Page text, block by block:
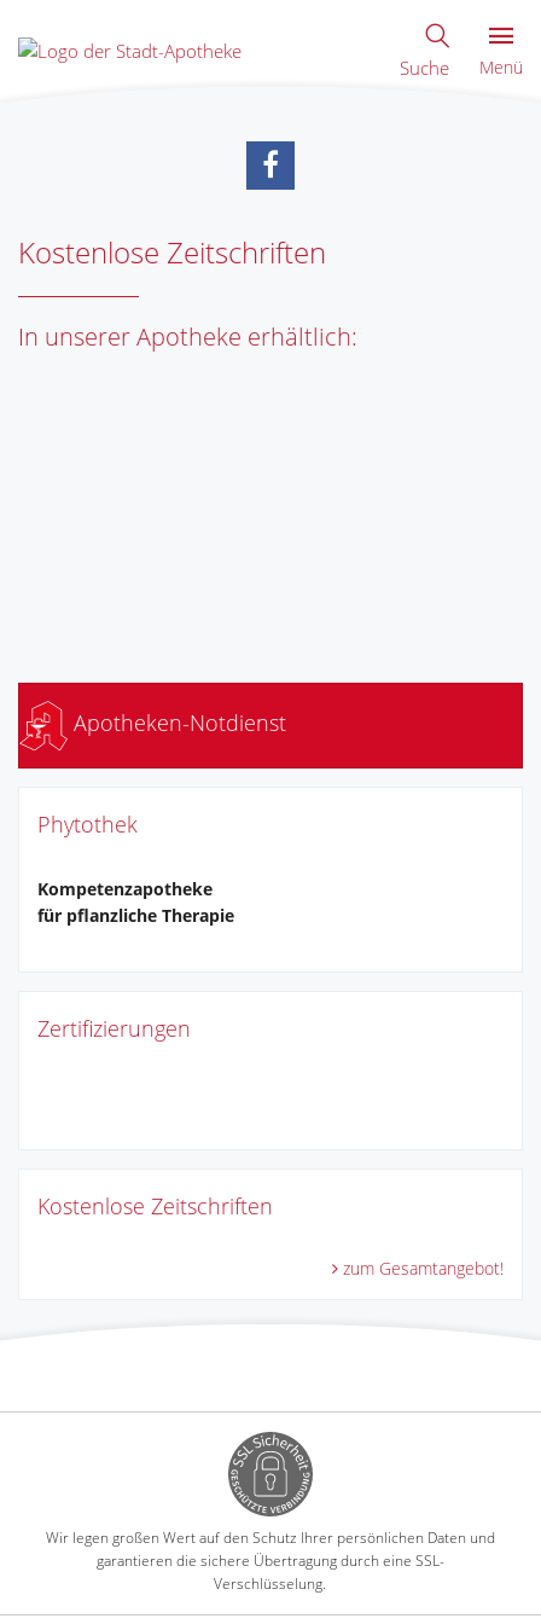
Suche Menü
Kostenlose Zeitschriften
In unserer Apotheke erhältlich:
Apotheken-Notdienst
Phytothek
Kompetenzapotheke
für pflanzliche Therapie
Zertifizierungen
Kostenlose Zeitschriften
zum Gesamtangebot!
Wir legen großen Wert auf den Schutz Ihrer persönlichen Daten und
garantieren die sichere Übertragung durch eine SSL-
Verschlüsselung.